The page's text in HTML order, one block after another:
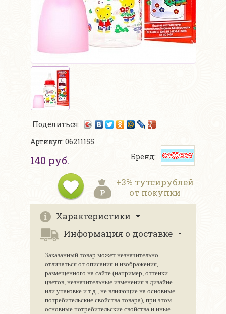
Поделиться:
Артикул: 06211155
140 руб. Бренд:
+3% тутсирублей
от покупки
Характеристики
Информация о доставке
Заказанный товар может незначительно
отличаться от описания и изображения,
размещенного на сайте (например, оттенки
цветов, незначительные изменения в дизайне
или упаковке и т.д., не влияющие на основные
потребительские свойства товара), при этом
основные потребительские свойства и иные